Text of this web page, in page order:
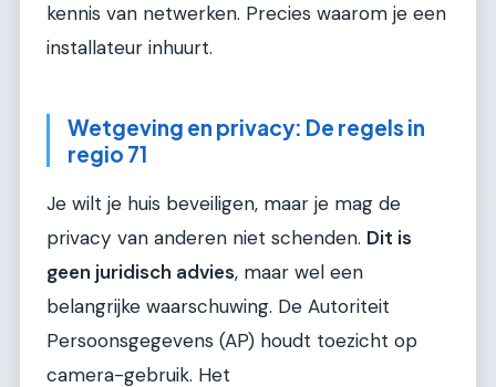
kennis van netwerken. Precies waarom je een
installateur inhuurt.
Wetgeving en privacy: De regels in
regio 71
Je wilt je huis beveiligen, maar je mag de
privacy van anderen niet schenden. Dit is
geen juridisch advies, maar wel een
belangrijke waarschuwing. De Autoriteit
Persoonsgegevens (AP) houdt toezicht op
camera-gebruik. Het